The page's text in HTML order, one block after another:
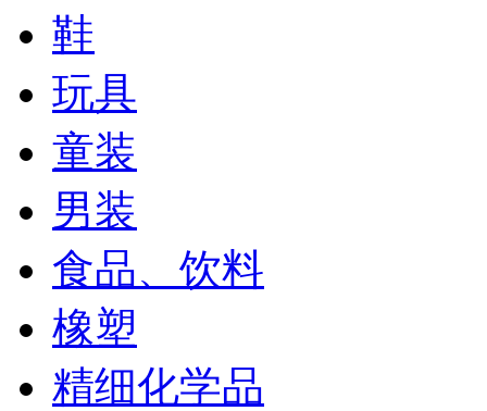
鞋
玩具
童装
男装
食品、饮料
橡塑
精细化学品